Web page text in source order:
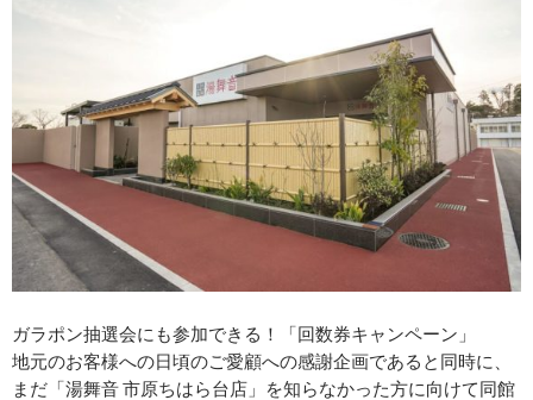
ガラポン抽選会にも参加できる！「回数券キャンペーン」
地元のお客様への日頃のご愛顧への感謝企画であると同時に、
まだ「湯舞音 市原ちはら台店」を知らなかった方に向けて同館